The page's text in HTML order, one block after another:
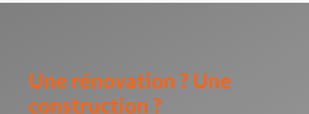
Une rénovation ? Une
construction ?